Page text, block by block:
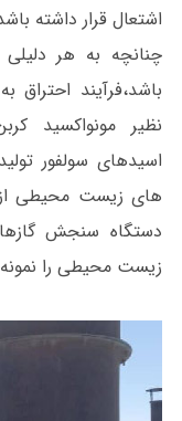
اشتعال قرار داشته
چنانچه به هر
باشد،فرآیند
نظیر مونواکسید
اسیدهای سولفور
های زیست محیطی
دستگاه سنجش
زیست محیطی را نمونه